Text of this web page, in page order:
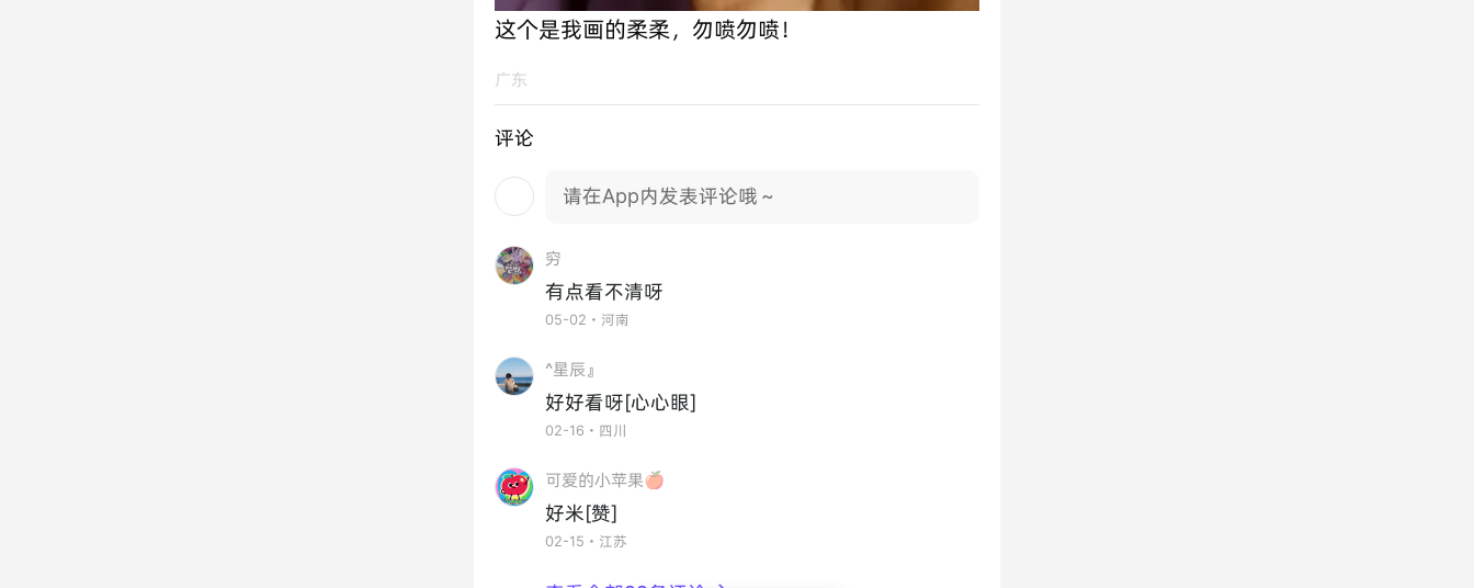
这个是我画的柔柔，勿喷勿喷！
广东
评论
请在App内发表评论哦～
穷
有点看不清呀
05-02・河南
^星辰』
好好看呀[心心眼]
02-16・四川
可爱的小苹果🍎
好米[赞]
02-15・江苏